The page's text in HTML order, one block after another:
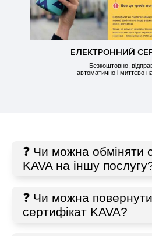
ЕЛЕКТРОННИЙ
Безкоштовно,
автоматично і миттєво
❓ Чи можна обміняти
KAVA на іншу
❓ Чи можна
сертифікат KAVA?